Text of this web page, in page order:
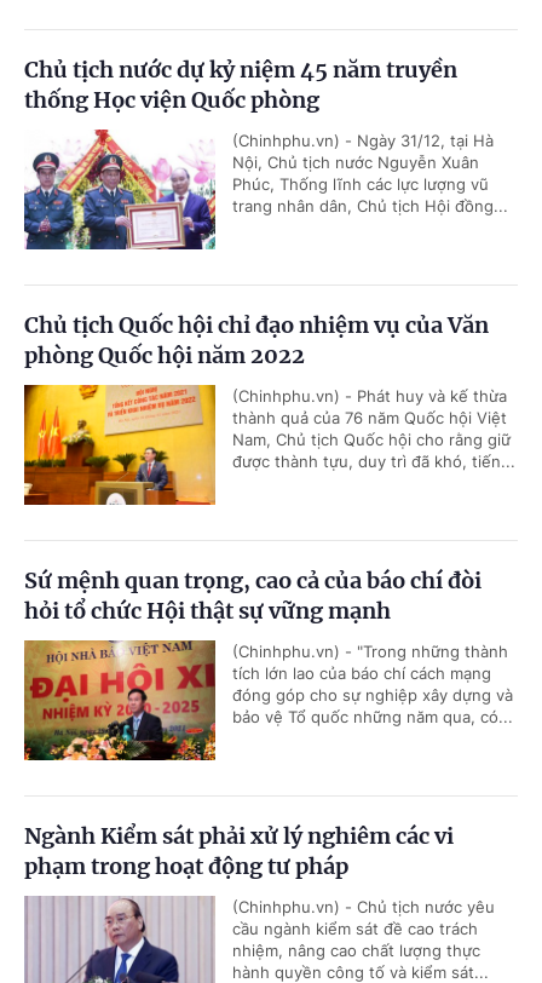
Chủ tịch nước dự kỷ niệm 45 năm truyền
thống Học viện Quốc phòng
(Chinhphu.vn) - Ngày 31/12, tại Hà
Nội, Chủ tịch nước Nguyễn Xuân
Phúc, Thống lĩnh các lực lượng vũ
trang nhân dân, Chủ tịch Hội đồng...
Chủ tịch Quốc hội chỉ đạo nhiệm vụ của Văn
phòng Quốc hội năm 2022
(Chinhphu.vn) - Phát huy và kế thừa
thành quả của 76 năm Quốc hội Việt
Nam, Chủ tịch Quốc hội cho rằng giữ
được thành tựu, duy trì đã khó, tiến...
Sứ mệnh quan trọng, cao cả của báo chí đòi
hỏi tổ chức Hội thật sự vững mạnh
(Chinhphu.vn) - "Trong những thành
tích lớn lao của báo chí cách mạng
đóng góp cho sự nghiệp xây dựng và
bảo vệ Tổ quốc những năm qua, có...
Ngành Kiểm sát phải xử lý nghiêm các vi
phạm trong hoạt động tư pháp
(Chinhphu.vn) - Chủ tịch nước yêu
cầu ngành kiểm sát đề cao trách
nhiệm, nâng cao chất lượng thực
hành quyền công tố và kiểm sát...